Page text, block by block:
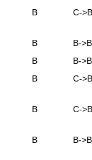
B C->B
B
B->B
B
B->B
B C->B
B C->B
B B->B